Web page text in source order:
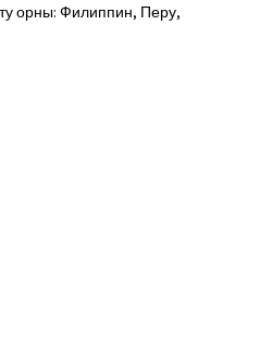
орны: Филиппин, Перу,